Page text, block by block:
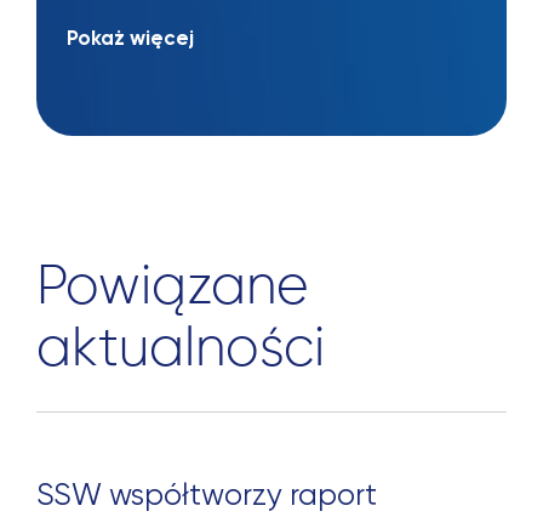
Pokaż więcej
Powiązane
aktualności
SSW współtworzy raport